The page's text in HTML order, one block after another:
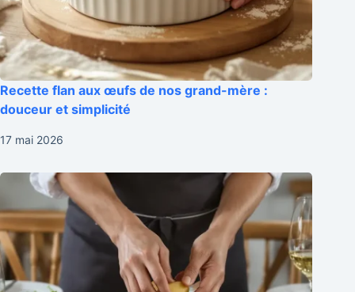
Recette flan aux œufs de nos grand-mère :
douceur et simplicité
17 mai 2026